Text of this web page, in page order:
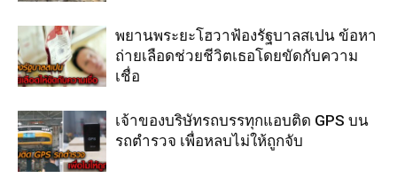
พยานพระยะโฮวาฟ้องรัฐบาลสเปน ข้อหา
ถ่ายเลือดช่วยชีวิตเธอโดยขัดกับความ
เชื่อ
เจ้าของบริษัทรถบรรทุกแอบติด GPS บน
รถตำรวจ เพื่อหลบไม่ให้ถูกจับ